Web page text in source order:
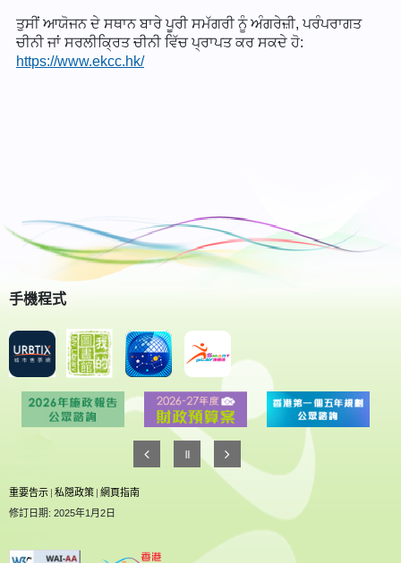
ਤੁਸੀਂ ਆਯੋਜਨ ਦੇ ਸਥਾਨ ਬਾਰੇ ਪੂਰੀ ਸਮੱਗਰੀ ਨੂੰ ਅੰਗਰੇਜ਼ੀ, ਪਰੰਪਰਾਗਤ
ਚੀਨੀ ਜਾਂ ਸਰਲੀਕ੍ਰਿਤ ਚੀਨੀ ਵਿੱਚ ਪ੍ਰਾਪਤ ਕਰ ਸਕਦੇ ਹੋ:
https://www.ekcc.hk/
手機程式
重要告示 | 私隠政策 | 網頁指南
修訂日期: 2025年1月2日